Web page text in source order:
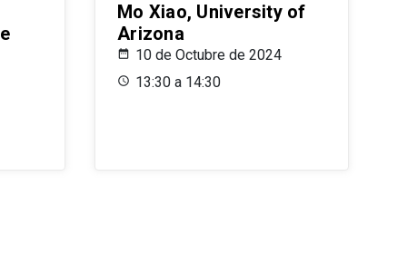
Mo Xiao, University of
Arizona
10 de Octubre de 2024
13:30 a 14:30